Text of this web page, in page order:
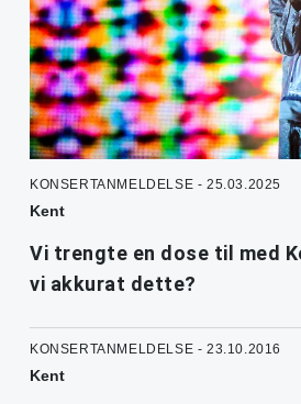
KONSERTANMELDELSE - 25.03.2025
Kent
Vi trengte en dose til med
vi akkurat dette?
KONSERTANMELDELSE - 23.10.2016
Kent